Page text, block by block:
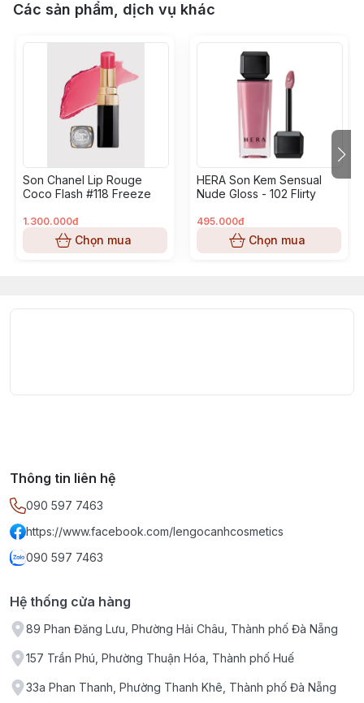
Các sản phẩm, dịch vụ khác
Son Chanel Lip Rouge
Coco Flash #118 Freeze
1.300.000đ
Chọn mua
HERA Son Kem Sensual
Nude Gloss - 102 Flirty
495.000đ
Chọn mua
Thông tin liên hệ
090 597 7463
https://www.facebook.com/lengocanhcosmetics
090 597 7463
Hệ thống cửa hàng
89 Phan Đăng Lưu, Phường Hải Châu, Thành phố Đà Nẵng
157 Trần Phú, Phường Thuận Hóa, Thành phố Huế
33a Phan Thanh, Phường Thanh Khê, Thành phố Đà Nẵng